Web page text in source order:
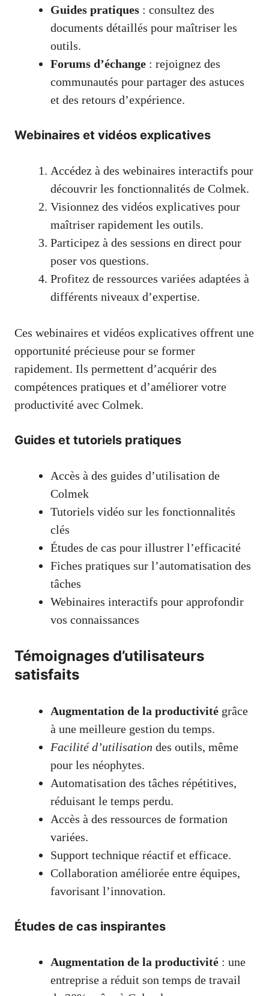
Guides pratiques : consultez des
documents détaillés pour maîtriser les
outils.
Forums d’échange : rejoignez des
communautés pour partager des astuces
et des retours d’expérience.
Webinaires et vidéos explicatives
Accédez à des webinaires interactifs pour
découvrir les fonctionnalités de Colmek.
Visionnez des vidéos explicatives pour
maîtriser rapidement les outils.
Participez à des sessions en direct pour
poser vos questions.
Profitez de ressources variées adaptées à
différents niveaux d’expertise.
Ces webinaires et vidéos explicatives offrent une
opportunité précieuse pour se former
rapidement. Ils permettent d’acquérir des
compétences pratiques et d’améliorer votre
productivité avec Colmek.
Guides et tutoriels pratiques
Accès à des guides d’utilisation de
Colmek
Tutoriels vidéo sur les fonctionnalités
clés
Études de cas pour illustrer l’efficacité
Fiches pratiques sur l’automatisation des
tâches
Webinaires interactifs pour approfondir
vos connaissances
Témoignages d’utilisateurs
satisfaits
Augmentation de la productivité grâce
à une meilleure gestion du temps.
Facilité d’utilisation des outils, même
pour les néophytes.
Automatisation des tâches répétitives,
réduisant le temps perdu.
Accès à des ressources de formation
variées.
Support technique réactif et efficace.
Collaboration améliorée entre équipes,
favorisant l’innovation.
Études de cas inspirantes
Augmentation de la productivité : une
entreprise a réduit son temps de travail